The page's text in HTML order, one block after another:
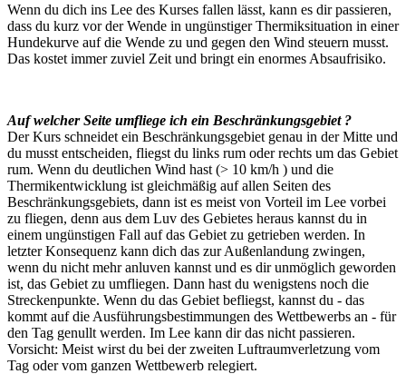
Wenn du dich ins Lee des Kurses fallen lässt, kann es dir passieren,
dass du kurz vor der Wende in ungünstiger Thermiksituation in einer
Hundekurve auf die Wende zu und gegen den Wind steuern musst.
Das kostet immer zuviel Zeit und bringt ein enormes Absaufrisiko.
Auf welcher Seite umfliege ich ein Beschränkungsgebiet ?
Der Kurs schneidet ein Beschränkungsgebiet genau in der Mitte und
du musst entscheiden, fliegst du links rum oder rechts um das Gebiet
rum. Wenn du deutlichen Wind hast (> 10 km/h ) und die
Thermikentwicklung ist gleichmäßig auf allen Seiten des
Beschränkungsgebiets, dann ist es meist von Vorteil im Lee vorbei
zu fliegen, denn aus dem Luv des Gebietes heraus kannst du in
einem ungünstigen Fall auf das Gebiet zu getrieben werden. In
letzter Konsequenz kann dich das zur Außenlandung zwingen,
wenn du nicht mehr anluven kannst und es dir unmöglich geworden
ist, das Gebiet zu umfliegen. Dann hast du wenigstens noch die
Streckenpunkte. Wenn du das Gebiet befliegst, kannst du - das
kommt auf die Ausführungsbestimmungen des Wettbewerbs an - für
den Tag genullt werden. Im Lee kann dir das nicht passieren.
Vorsicht: Meist wirst du bei der zweiten Luftraumverletzung vom
Tag oder vom ganzen Wettbewerb relegiert.